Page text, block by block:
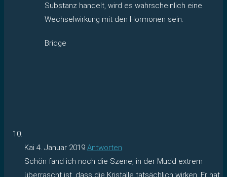
Substanz handelt, wird es wahrscheinlich eine
Wechselwirkung mit den Hormonen sein.
Bridge
Kai 4. Januar 2019 Antworten
Schön fand ich noch die Szene, in der Mudd extrem
überrascht ist, dass die Kristalle tatsächlich wirken. Er hat